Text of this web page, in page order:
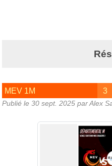
MEV 1M 3
Publié le 30 sept. 2025 par Alex